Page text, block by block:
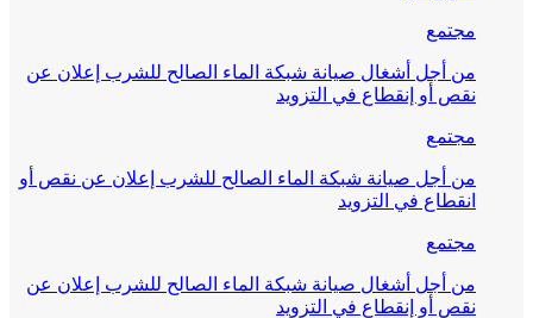
مجتمع
من أجل أشغال صيانة شبكة الماء الصالح للشرب إعلان عن
نقص أو إنقطاع في التزويد
مجتمع
من أجل صيانة شبكة الماء الصالح للشرب إعلان عن نقص أو
انقطاع في التزويد
مجتمع
من أجل أشغال صيانة شبكة الماء الصالح للشرب إعلان عن
نقص أو إنقطاع في التزويد